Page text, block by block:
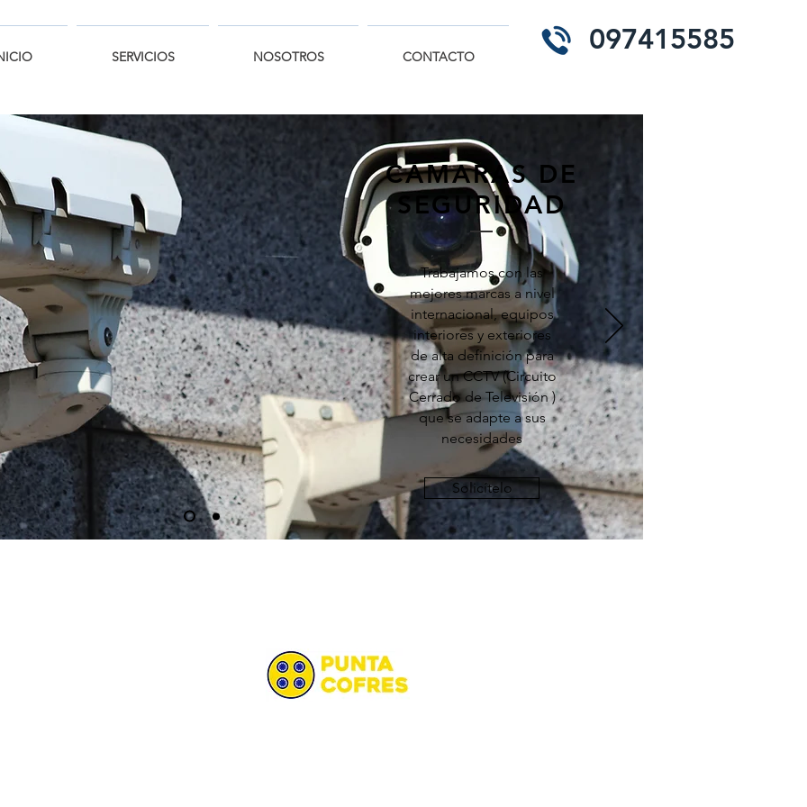
SERVICIOS NOSOTROS CONTACTO
097415585
CÁMARAS DE
SEGURIDAD
Trabajamos con las
mejores marcas a nivel
internacional, equipos
interiores y exteriores
de alta definición para
crear un CCTV (Circuito
Cerrado de Televisión )
que se adapte a sus
necesidades
Solicítelo